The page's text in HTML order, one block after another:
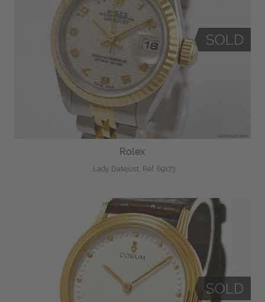
Rolex
, Lady Datejust, Ref. 69173